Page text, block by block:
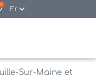
0
Fr